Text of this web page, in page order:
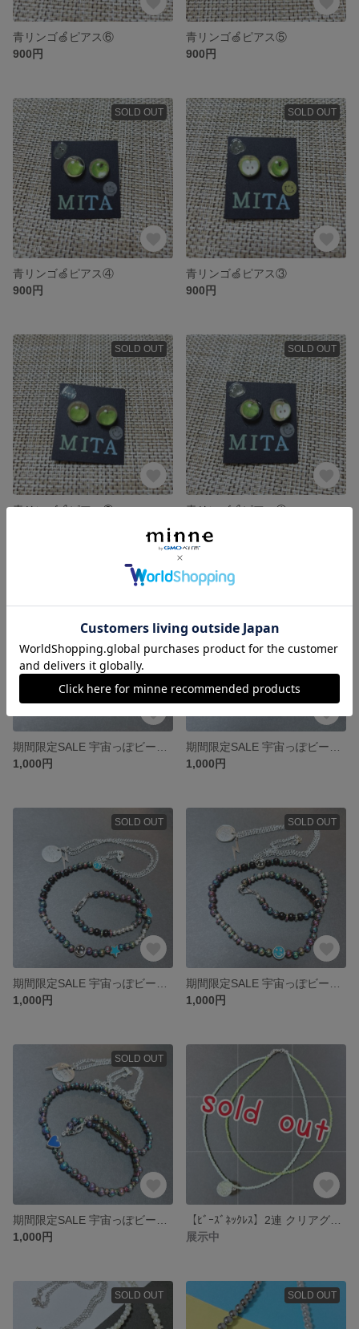
青リンゴ🍏ピアス⑥
900円
青リンゴ🍏ピアス⑤
900円
SOLD OUT
青リンゴ🍏ピアス④
900円
SOLD OUT
青リンゴ🍏ピアス③
900円
SOLD OUT
青リンゴ🍏ピアス②
SOLD OUT
青リンゴ🍏ピアス①
SOLD OUT
1,000円
1,000円
SOLD OUT
1,000円
SOLD OUT
1,000円
SOLD OUT
1,000円
展示中
SOLD OUT SOLD OUT